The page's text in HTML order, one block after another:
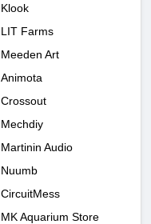
Klook
LIT Farms
Meeden Art
Animota
Crossout
Mechdiy
Martinin Audio
Nuumb
CircuitMess
MK Aquarium Store